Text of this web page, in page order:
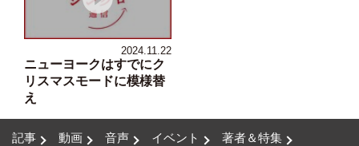
2024.11.22
ニューヨークはすでにク
リスマスモードに模様替
え
記事 動画 音声 イベント
著者＆特集